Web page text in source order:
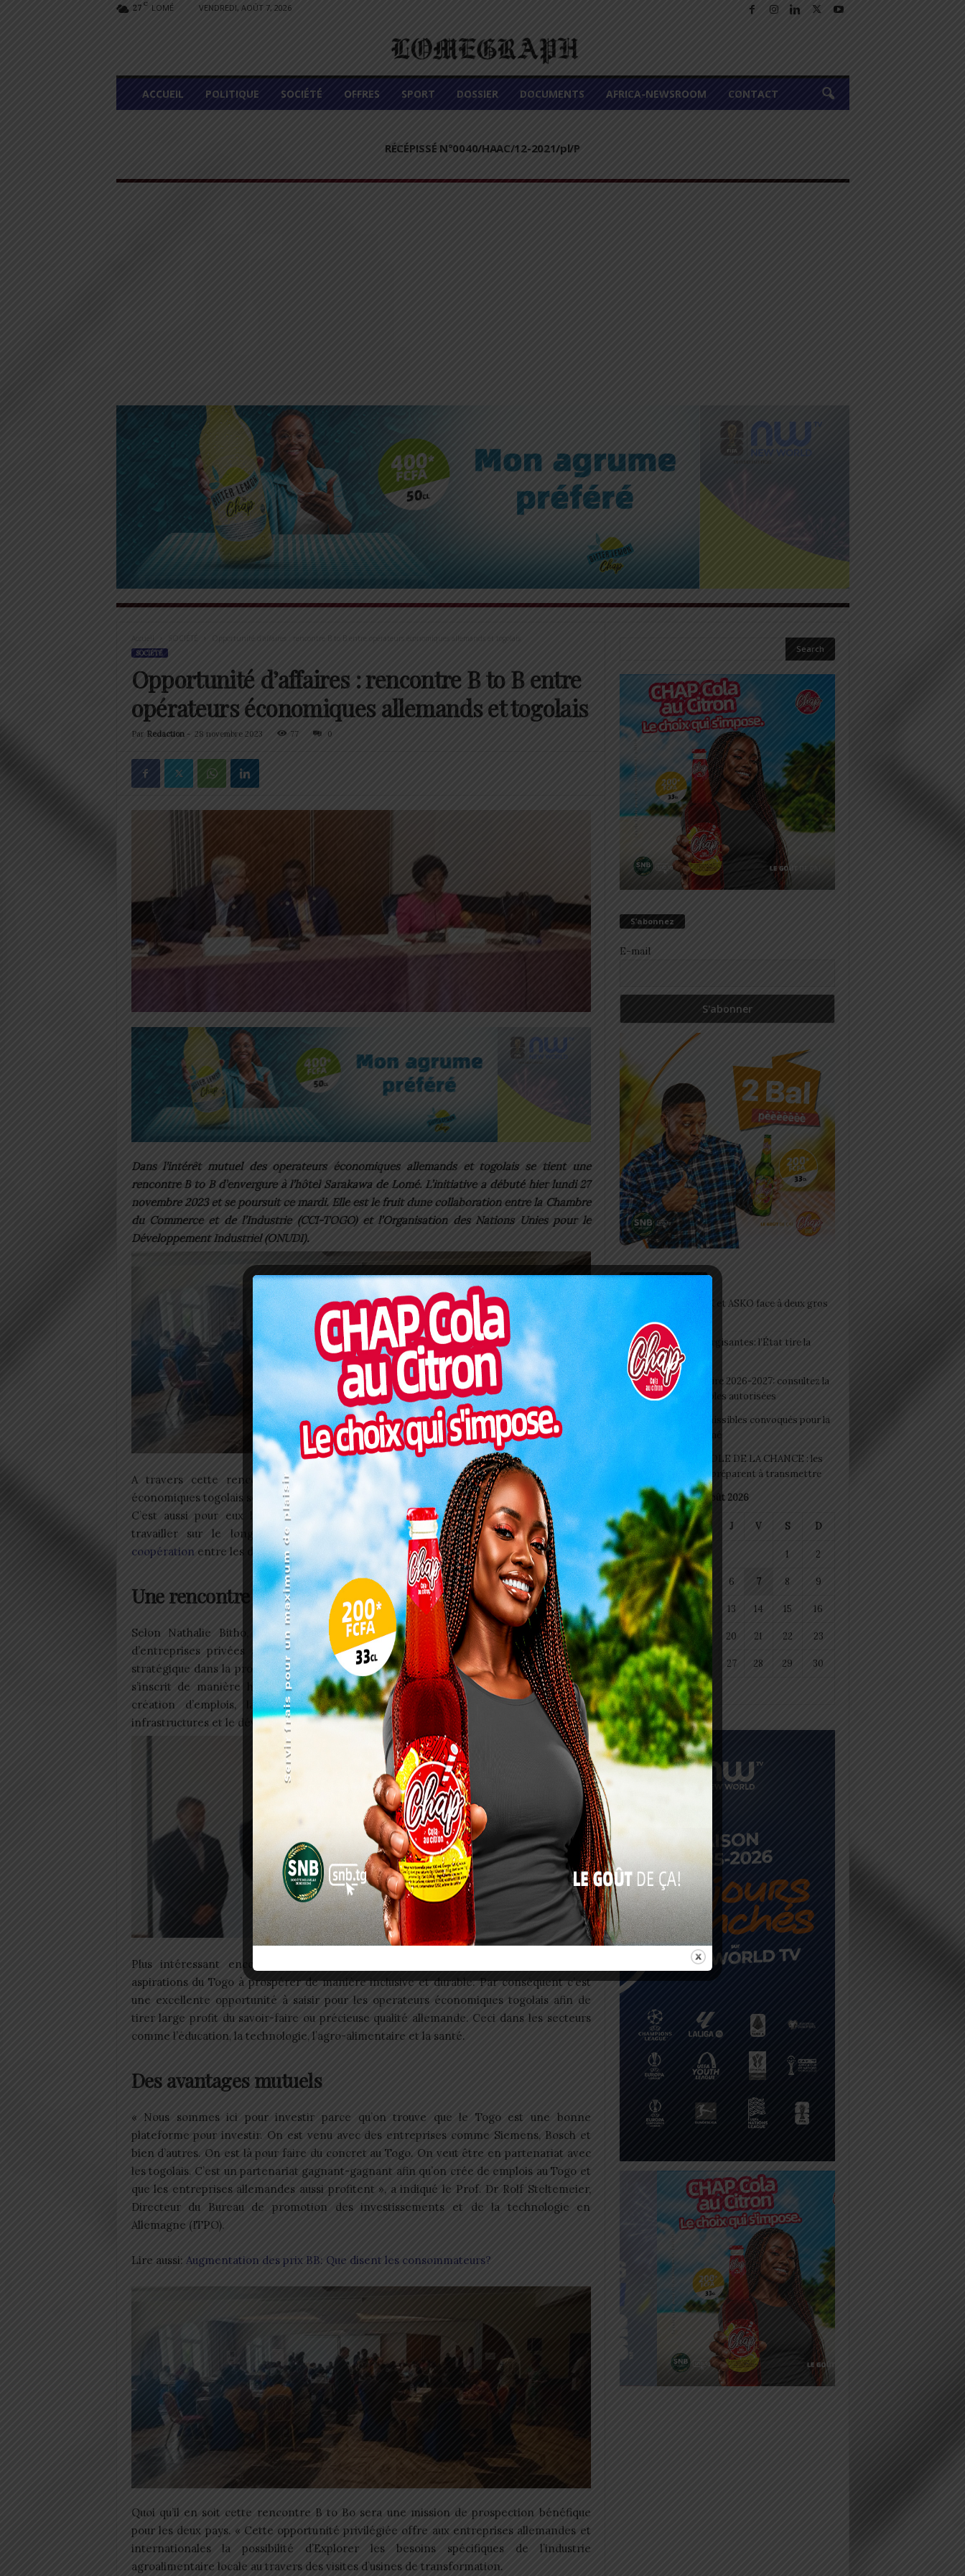
27 C LOMÉ VENDREDI, AOÛT 7, 2026
L
M
ACCUEIL POLITIQUE SOCIÉTÉ OFFRES SPORT DOSSIER DOCUMENTS AFRICA-NEWSROOM CONTACT
RÉCÉPISSÉ N°0040/HAAC/12-2021/pl/P
Accueil Opportunité d’affaires : rencontre B to B entre opérateurs économiques allemands et togolais
SOCIÉTÉ
Opportunité d’affaires : rencontre B to B entre
opérateurs économiques allemands et togolais
Par Redaction- 28 novembre 2023 77 0
Dans l’intérêt mutuel des operateurs économiques allemands et togolais se tient une
rencontre B to B d’envergure à l’hôtel Sarakawa de Lomé. L’initiative a débuté hier lundi 27
novembre 2023 et se poursuit ce mardi. Elle est le fruit dune collaboration entre la Chambre
du Commerce et de l’Industrie (CCI-TOGO) et l’Organisation des Nations Unies pour le
Développement Industriel (ONUDI).
A travers cette rencontre B to B avec la délégation allemande, les opérateurs
économiques togolais sont principalement conviés à conclure d’importants partenariats.
C’est aussi pour eux l’occasion propice de créer des réseaux fiables avec lesquels
travailler sur le long terme. Il s’agit entre autres de renforcer les liens de
coopérationentre les deux nations.
Une rencontre B to B pleine d’opportunités
Selon Nathalie Bitho, présidente de la CCI-TOGO, la présence de cette mission
d’entreprises privées allemandes et internationales au Togo revêt une importance
stratégique dans la promotion du développement industriel durable de notre pays. Elle
s’inscrit de manière harmonieuse dans une vision commune dont la portée est la
création d’emplois, la réalisation des économies d’énergies, l’amélioration des
infrastructures et le développement de nouvelles chaines de valeur.
Plus intéressant encore, ces objectifs nobles s’accordent parfaitement avec les
aspirations du Togo à prospérer de manière inclusive et durable. Par conséquent c’est
une excellente opportunité à saisir pour les operateurs économiques togolais afin de
tirer large profit du savoir-faire ou précieuse qualité allemande. Ceci dans les secteurs
comme l’éducation, la technologie, l’agro-alimentaire et la santé.
Des avantages mutuels
« Nous sommes ici pour investir parce qu’on trouve que le Togo est une bonne
plateforme pour investir. On est venu avec des entreprises comme Siemens, Bosch et
bien d’autres. On est là pour faire du concret au Togo. On veut être en partenariat avec
les togolais. C’est un partenariat gagnant-gagnant afin qu’on crée de emplois au Togo et
que les entreprises allemandes aussi profitent », a indiqué le Prof. Dr Rolf Steltemeier,
Directeur du Bureau de promotion des investissements et de la technologie en
Allemagne (ITPO).
Lire aussi: Augmentation des prix BB: Que disent les consommateurs?
Quoi qu’il en soit cette rencontre B to Bo sera une mission de prospection bénéfique
pour les deux pays. « Cette opportunité privilégiée offre aux entreprises allemandes et
internationales la possibilité d’Explorer les besoins spécifiques de l’industrie
agroalimentaire locale au travers des visites d’usines de transformation.
S’abonnez
E-mail
Articles récents
Interclubs CAF: ASCK et ASKO face à deux gros
morceaux
Togo/ Boissons énergisantes: l’État tire la
sonnette d’alarme
Togo/ Rentrée scolaire 2026-2027: consultez la
liste officielle des écoles autorisées
ESSAL 2026 : les admissibles convoqués pour la
visite médicale à Lomé
SWEDD+ Togo / ECOLE DE LA CHANCE : les
maitres-artisans se préparent à transmettre
août 2026
L M M J V S D
1 2
3 4 5 6 7 8 9
10 11 12 13 14 15 16
17 18 20 21 22 23
24 25 26 27 28 29 30
31
« Juil